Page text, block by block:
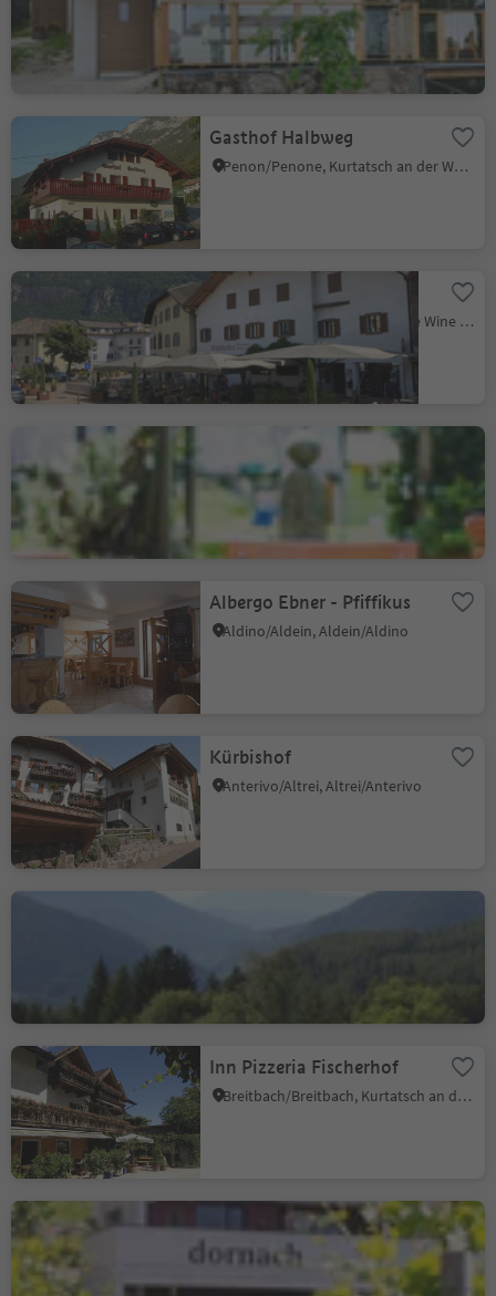
Casignano/Gschnon, Montan/Montagna, Alto Adige Wine Road
Niveau de durabilité 2
Gasthof Halbweg
Penon/Penone, Kurtatsch an der Weinstraße/Cortaccia sulla Strada del Vino, Alto Adige Wine Road
Restaurant Waldthaler
Ora/Auer, Auer/Ora, Alto Adige Wine Road
Grill Unterland
Salorno/Salurn, Alto Adige Wine Road
Albergo Ebner - Pfiffikus
Aldino/Aldein, Aldein/Aldino
Kürbishof
Anterivo/Altrei, Altrei/Anterivo
Hotel Waldheim
Altrei/Anterivo
Inn Pizzeria Fischerhof
Breitbach/Breitbach, Kurtatsch an der Weinstraße/Cortaccia sulla Strada del Vino, Alto Adige Wine Road
Osteria Contadina -
Buschenschank Dornach